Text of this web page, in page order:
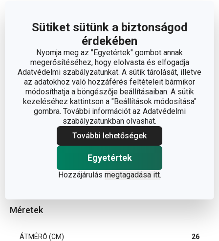
Sütiket sütünk a biztonságod
érdekében
Nyomja meg az "Egyetértek" gombot annak
megerősítéséhez, hogy elolvasta és elfogadja
Adatvédelmi szabályzatunkat. A sütik tárolását, illetve
az adatokhoz való hozzáférés feltételeit bármikor
módosíthatja a böngészője beállításaiban. A sütik
kezeléséhez kattintson a "Beállítások módosítása"
gombra. További információt az Adatvédelmi
szabályzatunkban olvashat.
További lehetőségek
Egyetértek
Hozzájárulás megtagadása itt.
Méretek
ÁTMÉRŐ (CM) 26